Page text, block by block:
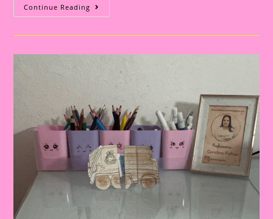
Continue Reading Atividade
Do
Ambiente
Da
Natureza